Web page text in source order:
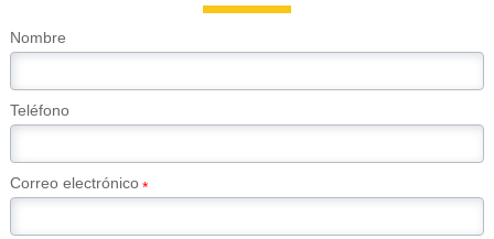
Nombre
Teléfono
Correo electrónico*